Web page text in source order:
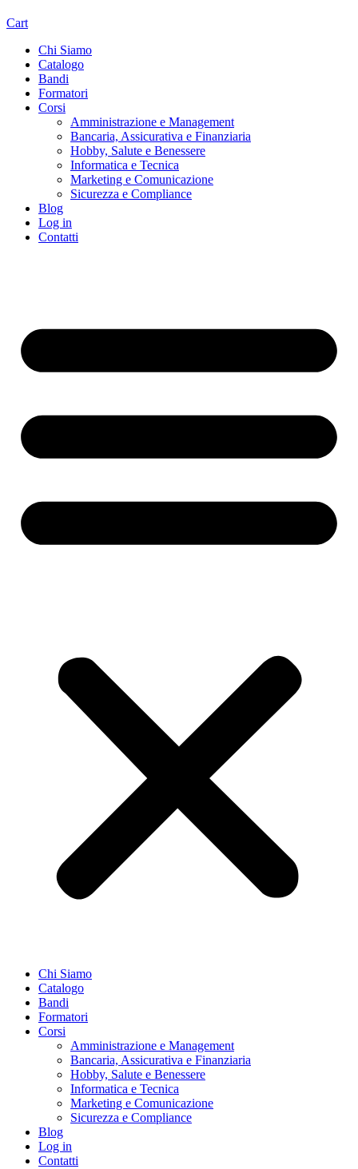
Cart
Chi Siamo
Catalogo
Bandi
Formatori
Corsi
Amministrazione e Management
Bancaria, Assicurativa e Finanziaria
Hobby, Salute e Benessere
Informatica e Tecnica
Marketing e Comunicazione
Sicurezza e Compliance
Blog
Log in
Contatti
Chi Siamo
Catalogo
Bandi
Formatori
Corsi
Amministrazione e Management
Bancaria, Assicurativa e Finanziaria
Hobby, Salute e Benessere
Informatica e Tecnica
Marketing e Comunicazione
Sicurezza e Compliance
Blog
Log in
Contatti